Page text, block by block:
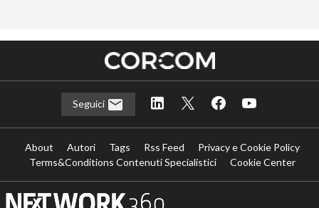
Seguici
About Autori Tags Rss Feed
Privacy e Cookie Policy
Terms&Conditions Contenuti Specialistici
Cookie Center